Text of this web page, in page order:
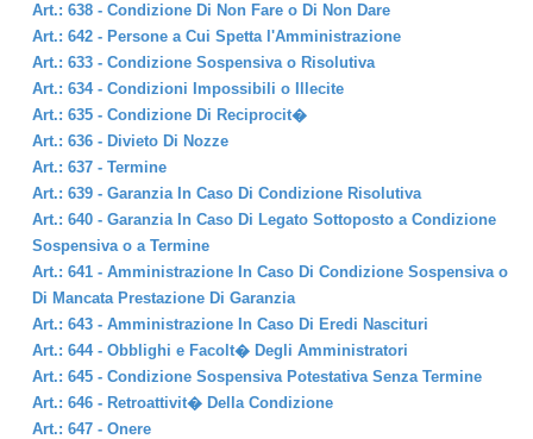
Art.: 638 - Condizione Di Non Fare o Di Non Dare
Art.: 642 - Persone a Cui Spetta l'Amministrazione
Art.: 633 - Condizione Sospensiva o Risolutiva
Art.: 634 - Condizioni Impossibili o Illecite
Art.: 635 - Condizione Di Reciprocit�
Art.: 636 - Divieto Di Nozze
Art.: 637 - Termine
Art.: 639 - Garanzia In Caso Di Condizione Risolutiva
Art.: 640 - Garanzia In Caso Di Legato Sottoposto a Condizione
Sospensiva o a Termine
Art.: 641 - Amministrazione In Caso Di Condizione Sospensiva o
Di Mancata Prestazione Di Garanzia
Art.: 643 - Amministrazione In Caso Di Eredi Nascituri
Art.: 644 - Obblighi e Facolt� Degli Amministratori
Art.: 645 - Condizione Sospensiva Potestativa Senza Termine
Art.: 646 - Retroattivit� Della Condizione
Art.: 647 - Onere